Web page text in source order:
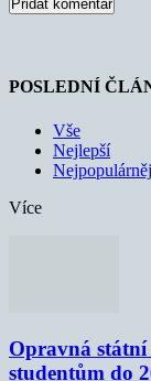
POSLEDNÍ
Vše
Nejlepší
Více
Opravná
studentům do